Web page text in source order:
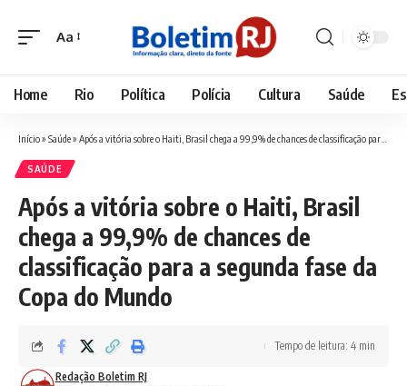
Font
Aa
Home Rio Política Polícia Cultura Saúde
Início» Saúde» Após a vitória sobre o Haiti, Brasil chega a 99,9% de chances de classificação para a segunda fase da Copa do Mundo
SAÚDE
Após a vitória sobre o Haiti, Brasil
chega a 99,9% de chances de
classificação para a segunda fase da
Copa do Mundo
Redação Boletim RJ
Tempo de leitura: 4 min